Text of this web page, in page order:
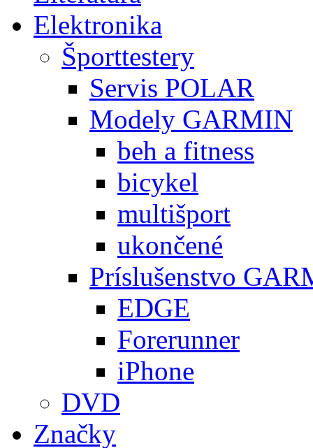
Elektronika
Športtestery
Servis POLAR
Modely GARMIN
beh a fitness
bicykel
multišport
ukončené
Príslušenstvo
EDGE
Forerunner
iPhone
DVD
Značky